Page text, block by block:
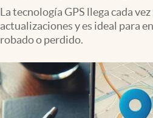
PC y mobile
Lifestyle
USA
La tecnología GPS llega cada
actualizaciones y es ideal para
robado o perdido.